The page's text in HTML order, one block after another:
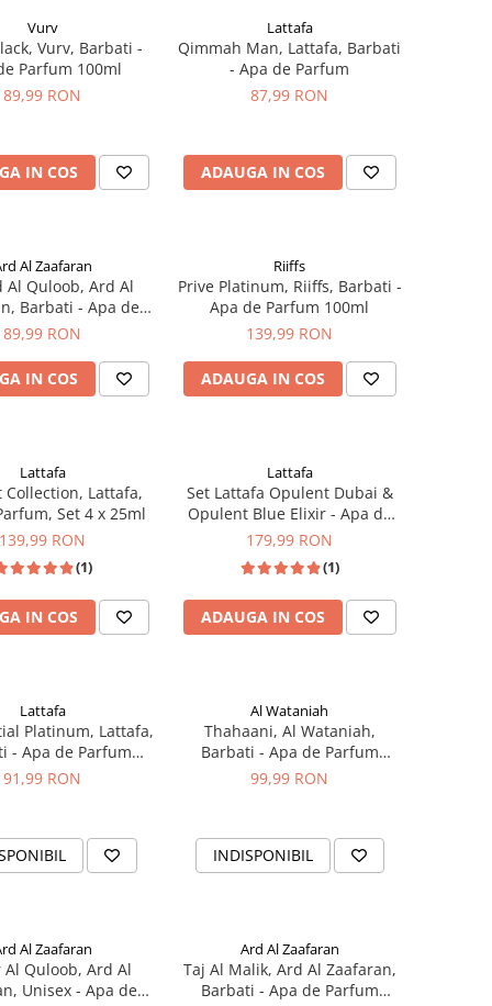
Vurv
Vurv, Barbati -
Parfum 100ml
89,99 RON
IN COS
Lattafa
Qimmah Man, Lattafa, Barbati
- Apa de Parfum
87,99 RON
ADAUGA IN COS
Al Zaafaran
Al Quloob, Ard Al
Barbati - Apa de
100ml
89,99 RON
IN COS
Riiffs
Prive Platinum, Riiffs, Barbati -
Apa de Parfum 100ml
139,99 RON
ADAUGA IN COS
Lattafa
Lattafa,
Set 4 x 25ml
139,99 RON
(1)
IN COS
Lattafa
Set Lattafa Opulent Dubai &
Opulent Blue Elixir - Apa de
Parfum 2 x 100ml
179,99 RON
(1)
ADAUGA IN COS
Lattafa
Platinum, Lattafa,
- Apa de Parfum
100ml
91,99 RON
Al Wataniah
Thahaani, Al Wataniah,
Barbati - Apa de Parfum
100ml
99,99 RON
INDISPONIBIL
Al Zaafaran
Al Quloob, Ard Al
Unisex - Apa de
Ard Al Zaafaran
Taj Al Malik, Ard Al Zaafaran,
Barbati - Apa de Parfum